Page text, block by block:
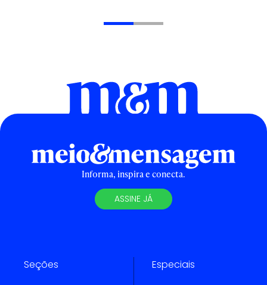
Informa, inspira e conecta.
ASSINE JÁ
Seções Especiais